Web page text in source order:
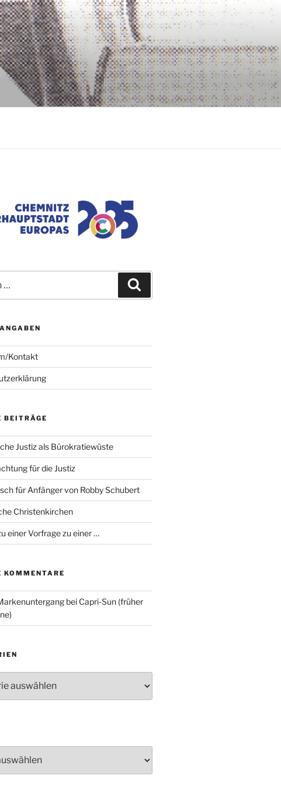
Kontakt
BEITRÄGE
Justiz als Bürokratiewüste
für die Justiz
für Anfänger von Robby Schubert
Christenkirchen
einer Vorfrage zu einer …
KOMMENTARE
bei Capri-Sun (früher